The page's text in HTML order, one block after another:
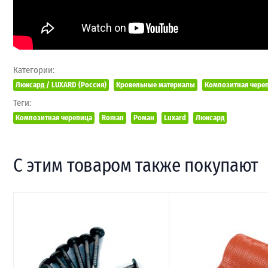
Категории:
Люксард / LUXARD (Россия) Кровельные материалы Композитная
Теги:
Композитная черепица Roman Роман Luxard Люксард
С этим товаром также покупают